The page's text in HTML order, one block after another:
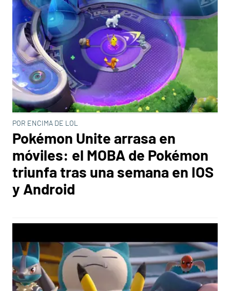
POR ENCIMA DE LOL
Pokémon Unite arrasa en
móviles: el MOBA de Pokémon
triunfa tras una semana en IOS
y Android